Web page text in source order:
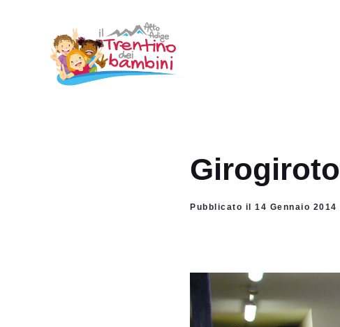
contenuto
Pubblicato il 14 Gennaio